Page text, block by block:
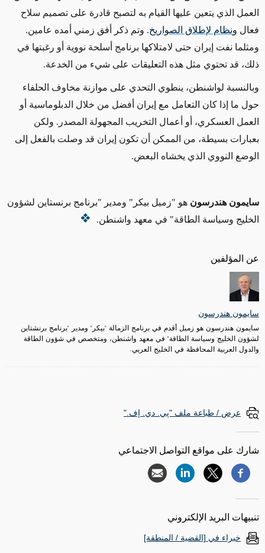
عن المؤلفين
سايمون هندرسون
سايمون هندرسون هو زميل أقدم في برنامج الزمالة "بيكر" ومدير "برنامج برنشتاين
لشؤون الخليج وسياسة الطاقة" في معهد واشنطن، ومتخصص في شؤون الطاقة
والدول العربية المحافظة في الخليج العربي.
العمل الذي يتعين عليها القيام به لتصبح قادرة على تصميم سلاح
فعال ونظام لإطلاق الصواريخ. وتم ذكر أفق زمني أمده عامين.
ومثلما نفت إيران حتى لامتلاكها برنامج أسلحة نووية أو رغبتها في
ذلك، قد تحتوي مثل هذه التعليقات على شيء من الخدعة.
وبالنسبة لواشنطن، ينطوي التحدي على موازنة مخاوف الحلفاء
حول ما إذا كان التعامل مع إيران أفضل من خلال الدبلوماسية أو
العمل العسكري، أو أعمال التخريب المجهولة المصدر. ولكن
بعبارات بسيطة، من الممكن أن تكون إيران قد وصلت بالفعل إلى
الوضع النووي الذي يخشاه البعض.
سايمون هندرسون هو "زميل بيكر" ومدير "برنامج برنستاين لشؤون
الخليج وسياسة الطاقة" في معهد واشنطن.
عرض / طباعة ملف "پي. دي. إف."
شارك على مواقع التواصل الاجتماعي
تنبيهات البريد الإلكتروني
خبراء في [القضية / المنطقة]